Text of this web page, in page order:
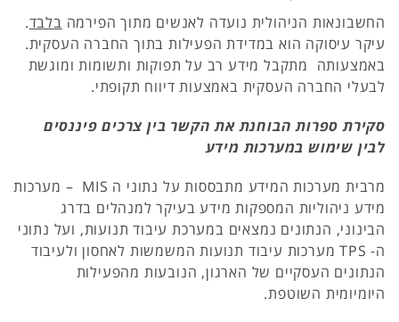
החשבונאות הניהולית נועדה לאנשים מתוך הפירמה בלבד.
עיקר עיסוקה הוא במדידת הפעילות בתוך החברה העסקית.
באמצעותה מתקבל מידע רב על תפוקות ותשומות ומוגשת
לבעלי החברה העסקית באמצעות דיווח תקופתי.
סקירת ספרות הבוחנת את הקשר בין צרכים פיננסים
לבין שימוש במערכות מידע
מרבית מערכות המידע מתבססות על נתוני ה MIS – מערכות
מידע ניהוליות המספקות מידע בעיקר למנהלים בדרג
הבינוני, הנתונים נמצאים במערכת עיבוד תנועות, ועל נתוני
ה- TPS מערכות עיבוד תנועות המשמשות לאחסון ולעיבוד
הנתונים העסקיים של הארגון, הנובעות מהפעילות
היומיומית השוטפת.